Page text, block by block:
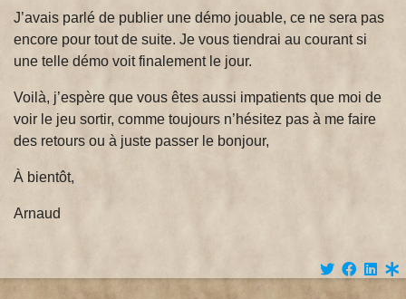
J’avais parlé de publier une démo jouable, ce ne sera pas
encore pour tout de suite. Je vous tiendrai au courant si
une telle démo voit finalement le jour.
Voilà, j’espère que vous êtes aussi impatients que moi de
voir le jeu sortir, comme toujours n’hésitez pas à me faire
des retours ou à juste passer le bonjour,
À bientôt,
Arnaud